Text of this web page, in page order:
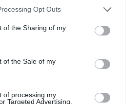
app uses one or more Google
or usage behaviour. You may click to
to Google and its third-party tags to
specified purposes in below Google
Opt Outs
of the Sharing of my
of the Sale of my
of processing my
Targeted Advertising.
„NEM TETTÜNK NYOMÁST A FIUNKRA” –